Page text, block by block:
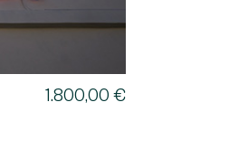
1.800,00€